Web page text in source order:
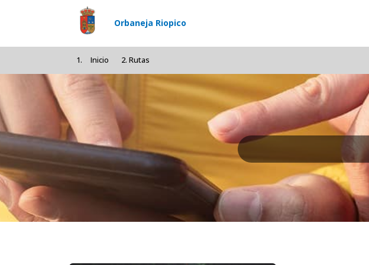
Pasar al contenido principal
Orbaneja Riopico
Inicio Rutas